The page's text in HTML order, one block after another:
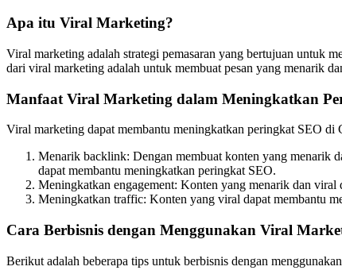
Apa itu Viral Marketing?
Viral marketing adalah strategi pemasaran yang bertujuan untuk
dari viral marketing adalah untuk membuat pesan yang menarik
Manfaat Viral Marketing dalam Meningkatkan
Viral marketing dapat membantu meningkatkan peringkat SEO di
Menarik backlink: Dengan membuat konten yang menarik
dapat membantu meningkatkan peringkat SEO.
Meningkatkan engagement: Konten yang menarik dan
Meningkatkan traffic: Konten yang viral dapat membantu
Cara Berbisnis dengan Menggunakan Viral
Berikut adalah beberapa tips untuk berbisnis dengan